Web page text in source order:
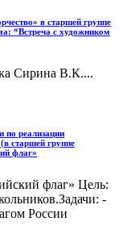
в старшей группе
“Встреча с художником
Сирина В.К....
по реализации
старшей группе
флаг»
флаг» Цель:
-
России